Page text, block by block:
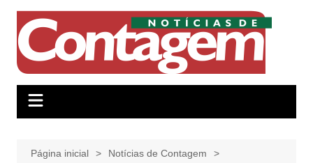
conteúdo
Página inicial
Notícias de Contagem